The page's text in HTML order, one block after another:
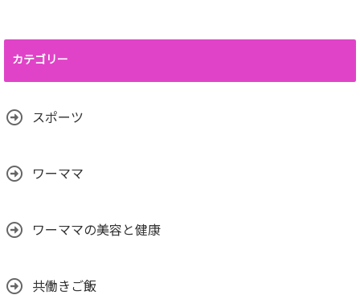
カテゴリー
スポーツ
ワーママ
ワーママの美容と健康
共働きご飯